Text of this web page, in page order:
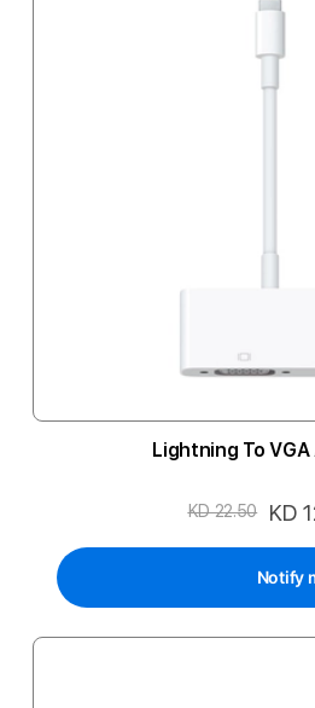
Lightning To
KD
KD 22.50
Notify